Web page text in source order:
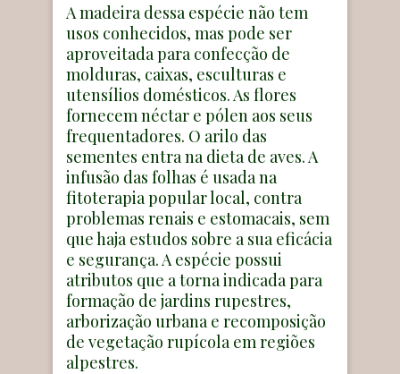
A madeira dessa espécie não tem
usos conhecidos, mas pode ser
aproveitada para confecção de
molduras, caixas, esculturas e
utensílios domésticos. As flores
fornecem néctar e pólen aos seus
frequentadores. O arilo das
sementes entra na dieta de aves. A
infusão das folhas é usada na
fitoterapia popular local, contra
problemas renais e estomacais, sem
que haja estudos sobre a sua eficácia
e segurança. A espécie possui
atributos que a torna indicada para
formação de jardins rupestres,
arborização urbana e recomposição
de vegetação rupícola em regiões
alpestres.